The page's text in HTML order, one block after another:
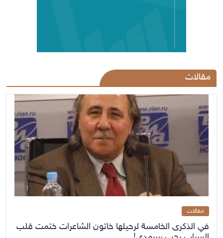
مقالات
مقالات
في الذكرى الخامسة لرحيلها خاتون الشاعرات ختمت قلب